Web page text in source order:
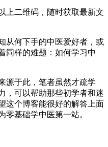
二维码，随时获取最新文
何下手的中医爱好者，或
同样的难题：如何学习中
于此，笔者虽然才疏学
，可以帮助那些初学者和迷
这个博客能很好的解答上面
零基础学中医第一站。